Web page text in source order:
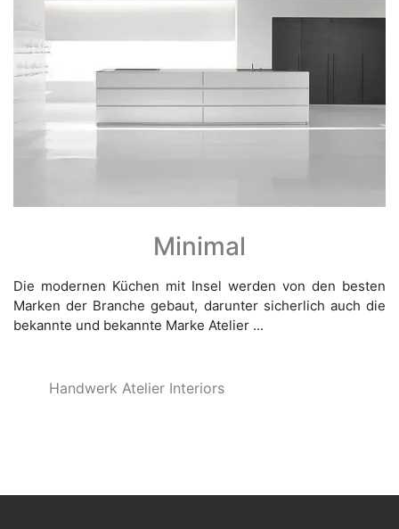
Handwerk Atelier Interiors
Minimal
Die modernen Küchen mit Insel werden von den besten
Marken der Branche gebaut, darunter sicherlich auch die
bekannte und bekannte Marke Atelier ...